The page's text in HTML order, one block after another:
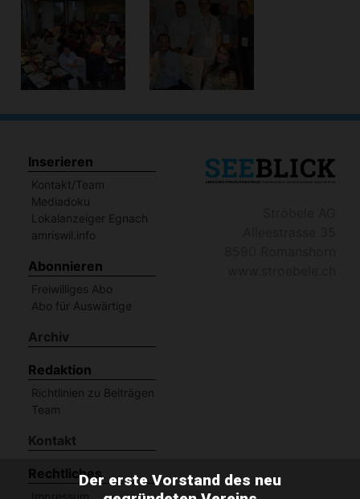
Der erste Vorstand des neu
Inserieren
Kontakt/Team
Mediadoku
Lokalanzeiger Egnach
amriswil.info
Abonnieren
Freiwilliges Abo
Abo für Auswärtige
Archiv
Redaktion
Richtlinien zu Beiträgen
Team
Kontakt
Rechtliches